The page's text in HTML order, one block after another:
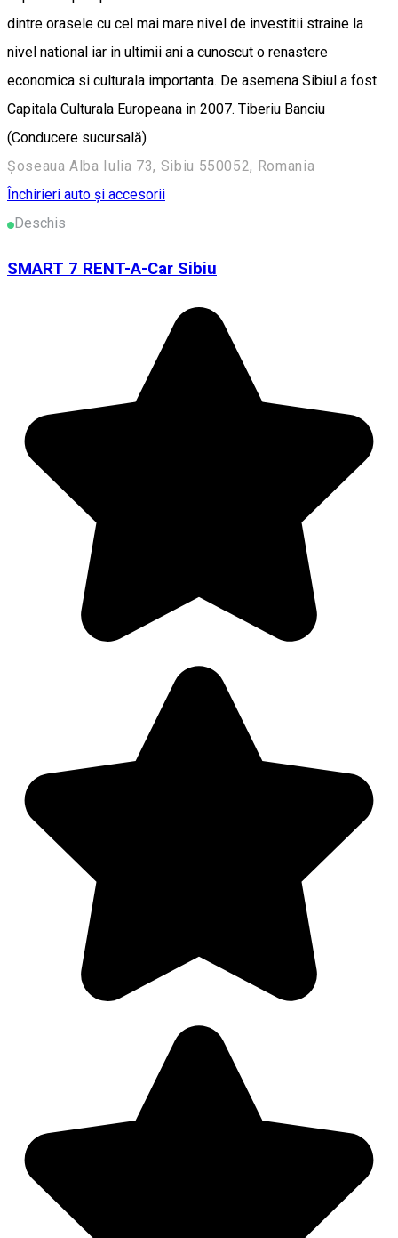
dintre orasele cu cel mai mare nivel de investitii straine la
nivel national iar in ultimii ani a cunoscut o renastere
economica si culturala importanta. De asemena Sibiul a fost
Capitala Culturala Europeana in 2007. Tiberiu Banciu
(Conducere sucursală)
Șoseaua Alba Iulia 73, Sibiu 550052, Romania
Închirieri auto și accesorii
Deschis
SMART 7 RENT-A-Car Sibiu